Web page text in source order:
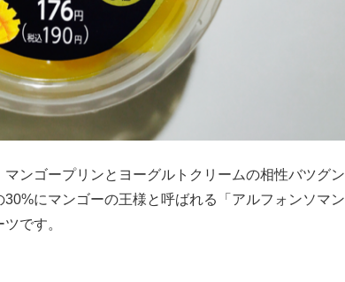
ンゴープリンとヨーグルトクリームの相性バツグン
にマンゴーの王様と呼ばれる「アルフォンソマン
です。